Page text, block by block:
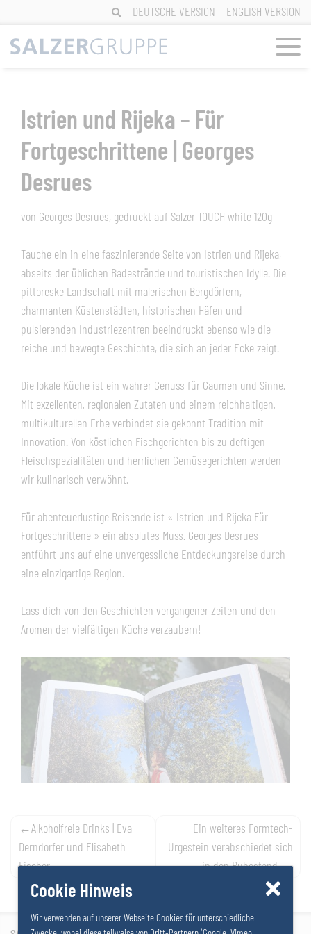
content
DEUTSCHE VERSION ENGLISH VERSION
Istrien und Rijeka – Für
Fortgeschrittene | Georges
Desrues
von Georges Desrues, gedruckt auf Salzer TOUCH white 120g
Tauche ein in eine faszinierende Seite von Istrien und Rijeka,
abseits der üblichen Badestrände und touristischen Idylle. Die
pittoreske Landschaft mit malerischen Bergdörfern,
charmanten Küstenstädten, historischen Häfen und
pulsierenden Industriezentren beeindruckt ebenso wie die
reiche und bewegte Geschichte, die sich an jeder Ecke zeigt.
Die lokale Küche ist ein wahrer Genuss für Gaumen und Sinne.
Mit exzellenten, regionalen Zutaten und einem reichhaltigen,
multikulturellen Erbe verbindet sie gekonnt Tradition mit
Innovation. Von köstlichen Fischgerichten bis zu deftigen
Fleischspezialitäten und herrlichen Gemüsegerichten werden
wir kulinarisch verwöhnt.
Für abenteuerlustige Reisende ist « Istrien und Rijeka Für
Fortgeschrittene » ein absolutes Muss. Georges Desrues
entführt uns auf eine unvergessliche Entdeckungsreise durch
eine einzigartige Region.
Lass dich von den Geschichten vergangener Zeiten und den
Aromen der vielfältigen Küche verzaubern!
Navigation
de
l’article
Alkoholfreie Drinks | Eva
Derndorfer und Elisabeth
Fischer
Ein weiteres Formtech-
Urgestein verabschiedet sich
in den Ruhestand
Cookie Hinweis
Wir verwenden auf unserer Webseite Cookies für unterschiedliche